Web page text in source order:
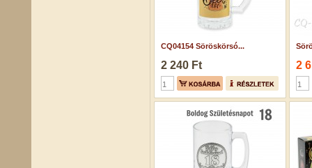
CQ04154 Söröskörsó...
2 240 Ft 2